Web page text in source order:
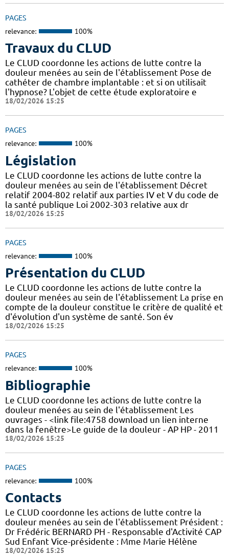
PAGES
relevance: 100%
Travaux du CLUD
Le CLUD coordonne les actions de lutte contre la
douleur menées au sein de l'établissement Pose de
cathéter de chambre implantable : et si on utilisait
l'hypnose? L'objet de cette étude exploratoire e
18/02/2026 15:25
PAGES
relevance: 100%
Législation
Le CLUD coordonne les actions de lutte contre la
douleur menées au sein de l'établissement Décret
relatif 2004-802 relatif aux parties IV et V du code de
la santé publique Loi 2002-303 relative aux dr
18/02/2026 15:25
PAGES
relevance: 100%
Présentation du CLUD
Le CLUD coordonne les actions de lutte contre la
douleur menées au sein de l'établissement La prise en
compte de la douleur constitue le critère de qualité et
d'évolution d'un système de santé. Son év
18/02/2026 15:25
PAGES
relevance: 100%
Bibliographie
Le CLUD coordonne les actions de lutte contre la
douleur menées au sein de l'établissement Les
ouvrages - <link file:4758 download un lien interne
dans la fenêtre>Le guide de la douleur - AP HP - 2011
18/02/2026 15:25
PAGES
relevance: 100%
Contacts
Le CLUD coordonne les actions de lutte contre la
douleur menées au sein de l'établissement Président :
Dr Frédéric BERNARD PH - Responsable d'Activité CAP
Sud Enfant Vice-présidente : Mme Marie Hélène
18/02/2026 15:25